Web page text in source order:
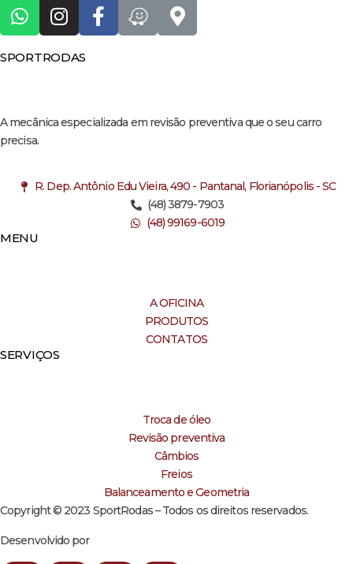
SPORTRODAS
A mecânica especializada em revisão preventiva que o seu carro
precisa.
R. Dep. Antônio Edu Vieira, 490 - Pantanal, Florianópolis - SC
(48) 3879-7903
(48) 99169-6019
MENU
A OFICINA
PRODUTOS
CONTATOS
SERVIÇOS
Troca de óleo
Revisão preventiva
Câmbios
Freios
Balanceamento e Geometria
Copyright © 2023 SportRodas – Todos os direitos reservados.
Desenvolvido por